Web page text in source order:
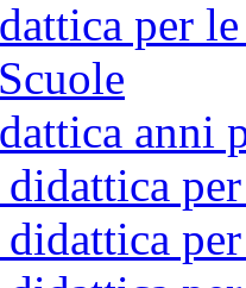
per
anni